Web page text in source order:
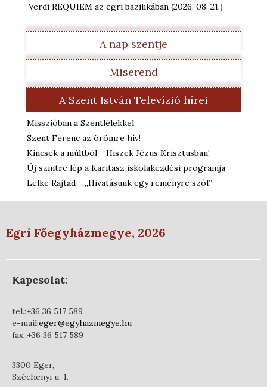
Verdi REQUIEM az egri bazilikában (2026. 08. 21.)
A nap szentje
Miserend
A Szent István Televízió hírei
Misszióban a Szentlélekkel
Szent Ferenc az örömre hív!
Kincsek a múltból - Hiszek Jézus Krisztusban!
Új szintre lép a Karitasz iskolakezdési programja
Lelke Rajtad - „Hivatásunk egy reményre szól”
Egri Főegyházmegye, 2026
Kapcsolat:
tel.:+36 36 517 589
e-mail:eger@egyhazmegye.hu
fax.:+36 36 517 589
3300 Eger,
Széchenyi u. 1.